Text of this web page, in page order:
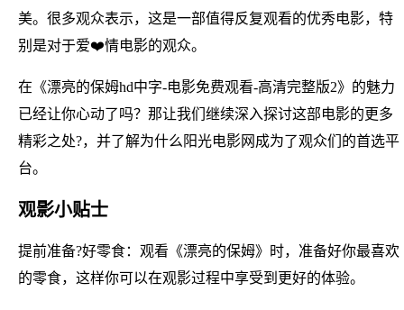
美。很多观众表示，这是一部值得反复观看的优秀电影，特
别是对于爱❤️情电影的观众。
在《漂亮的保姆hd中字-电影免费观看-高清完整版2》的魅力
已经让你心动了吗？那让我们继续深入探讨这部电影的更多
精彩之处?，并了解为什么阳光电影网成为了观众们的首选平
台。
观影小贴士
提前准备?好零食：观看《漂亮的保姆》时，准备好你最喜欢
的零食，这样你可以在观影过程中享受到更好的体验。